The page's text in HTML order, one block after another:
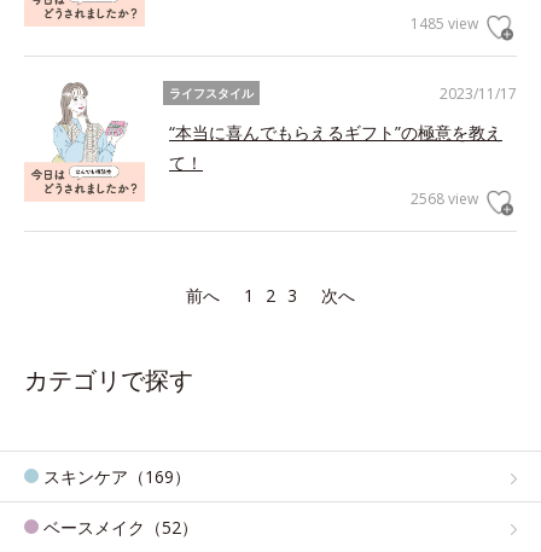
1485 view
2023/11/17
ライフスタイル
“本当に喜んでもらえるギフト”の極意を教え
て！
2568 view
前へ 1 2 3 次へ
カテゴリで探す
スキンケア（169）
ベースメイク（52）